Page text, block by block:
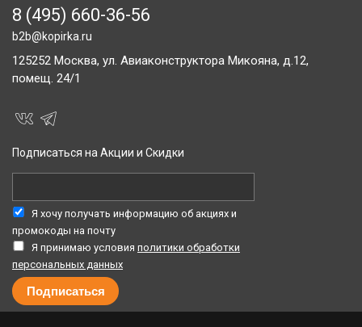
8 (495) 660-36-56
b2b@kopirka.ru
125252 Москва, ул. Авиаконструктора Микояна, д.12,
помещ. 24/1
Подписаться на Акции и Скидки
Я хочу получать информацию об акциях и
промокоды на почту
Я принимаю условия политики обработки
персональных данных